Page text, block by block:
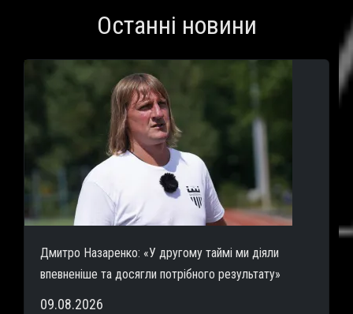
Останні новини
Дмитро Назаренко: «У другому таймі ми діяли
впевненіше та досягли потрібного результату»
09.08.2026